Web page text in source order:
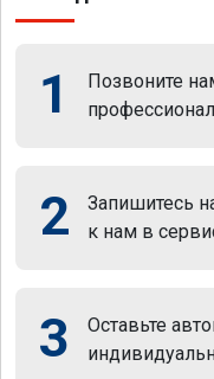
1 Позвоните
2
Запишитесь
к нам в
3
Оставьте